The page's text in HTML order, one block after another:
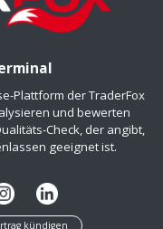
Plattform der TraderFox
und bewerten
Check, der angibt,
geeignet ist.
kündigen